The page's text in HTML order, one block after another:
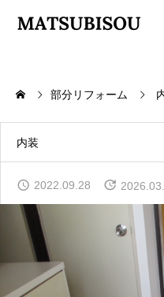
トップページ
WORKS
COMPANY
会社概要
部分リフォーム
内装
2022.09.28